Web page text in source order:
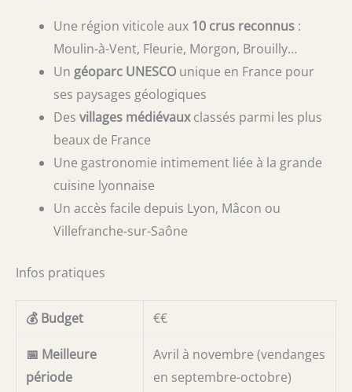
Une région viticole aux 10 crus reconnus :
Moulin-à-Vent, Fleurie, Morgon, Brouilly…
Un géoparc UNESCO unique en France pour
ses paysages géologiques
Des villages médiévauxclassés parmi les plus
beaux de France
Une gastronomie intimement liée à la grande
cuisine lyonnaise
Un accès facile depuis Lyon, Mâcon ou
Villefranche-sur-Saône
Infos pratiques
💰 Budget €€
📅 Meilleure
période
Avril à novembre (vendanges
en septembre-octobre)